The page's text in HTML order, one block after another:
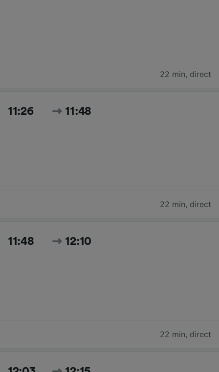
22 min, direct
11:26 11:48
22 min, direct
11:48 12:10
22 min, direct